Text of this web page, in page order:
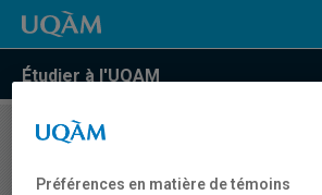
Étudier à l'UQAM
COURS//
Préférences en matière de témoins